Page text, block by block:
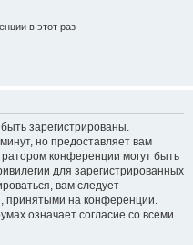
в этот раз
зарегистрированы.
но предоставляет вам
конференции могут быть
для зарегистрированных
вам следует
принятыми на конференции.
означает согласие со всеми